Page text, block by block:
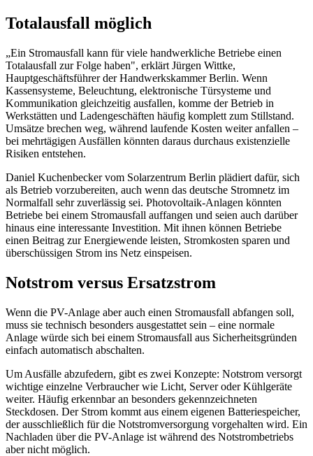
Totalausfall möglich
„Ein Stromausfall kann für viele handwerkliche Betriebe einen
Totalausfall zur Folge haben", erklärt Jürgen Wittke,
Hauptgeschäftsführer der Handwerkskammer Berlin. Wenn
Kassensysteme, Beleuchtung, elektronische Türsysteme und
Kommunikation gleichzeitig ausfallen, komme der Betrieb in
Werkstätten und Ladengeschäften häufig komplett zum Stillstand.
Umsätze brechen weg, während laufende Kosten weiter anfallen –
bei mehrtägigen Ausfällen könnten daraus durchaus existenzielle
Risiken entstehen.
Daniel Kuchenbecker vom Solarzentrum Berlin plädiert dafür, sich
als Betrieb vorzubereiten, auch wenn das deutsche Stromnetz im
Normalfall sehr zuverlässig sei. Photovoltaik-Anlagen könnten
Betriebe bei einem Stromausfall auffangen und seien auch darüber
hinaus eine interessante Investition. Mit ihnen können Betriebe
einen Beitrag zur Energiewende leisten, Stromkosten sparen und
überschüssigen Strom ins Netz einspeisen.
Notstrom versus Ersatzstrom
Wenn die PV-Anlage aber auch einen Stromausfall abfangen soll,
muss sie technisch besonders ausgestattet sein – eine normale
Anlage würde sich bei einem Stromausfall aus Sicherheitsgründen
einfach automatisch abschalten.
Um Ausfälle abzufedern, gibt es zwei Konzepte: Notstrom versorgt
wichtige einzelne Verbraucher wie Licht, Server oder Kühlgeräte
weiter. Häufig erkennbar an besonders gekennzeichneten
Steckdosen. Der Strom kommt aus einem eigenen Batteriespeicher,
der ausschließlich für die Notstromversorgung vorgehalten wird. Ein
Nachladen über die PV-Anlage ist während des Notstrombetriebs
aber nicht möglich.